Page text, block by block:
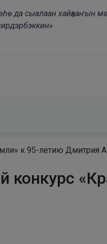
да сыалаан хайҕааҥын
к 95-летию Дмитрия
конкурс